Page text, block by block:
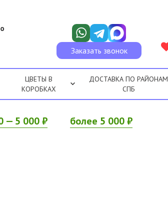
Заказать звонок
ЦВЕТЫ В
КОРОБКАХ
ДОСТАВКА ПО РАЙОНАМ
СПБ
— 5 000 ₽ более 5 000 ₽